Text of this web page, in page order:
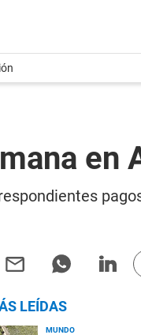
en
LEÍDAS
MUNDO